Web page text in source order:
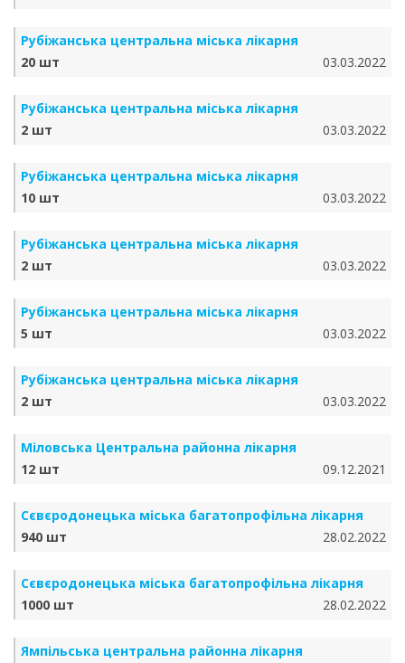
Рубіжанська центральна міська лікарня
20 шт
03.03.2022
Рубіжанська центральна міська лікарня
2 шт
03.03.2022
Рубіжанська центральна міська лікарня
10 шт
03.03.2022
Рубіжанська центральна міська лікарня
2 шт
03.03.2022
Рубіжанська центральна міська лікарня
5 шт
03.03.2022
Рубіжанська центральна міська лікарня
2 шт
03.03.2022
Міловська Центральна районна лікарня
12 шт
09.12.2021
Сєвєродонецька міська багатопрофільна лікарня
940 шт
28.02.2022
Сєвєродонецька міська багатопрофільна лікарня
1000 шт
28.02.2022
Ямпільська центральна районна лікарня